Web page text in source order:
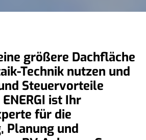
größere Dachfläche
Technik nutzen und
Steuervorteile
ist Ihr
für die
Planung und